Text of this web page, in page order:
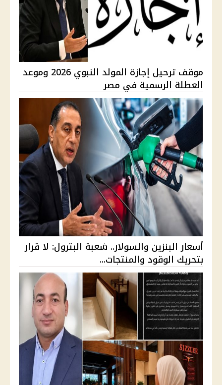
موقف ترحيل إجازة المولد النبوي 2026 وموعد
العطلة الرسمية في مصر
أسعار البنزين والسولار.. شعبة البترول: لا قرار
بتحريك الوقود والمنتجات...